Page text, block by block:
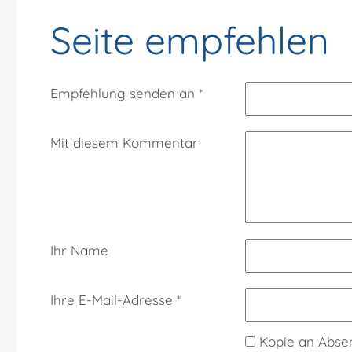
Seite empfehlen
Empfehlung senden an *
Mit diesem Kommentar
Ihr Name
Ihre E-Mail-Adresse *
Kopie an